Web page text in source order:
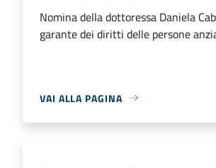
Nomina della dottoressa Daniela
garante dei diritti delle persone
VAI ALLA PAGINA